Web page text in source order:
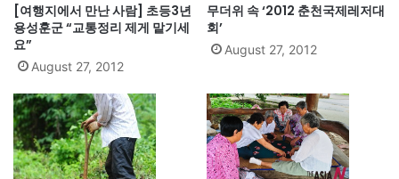
[여행지에서 만난 사람] 초등3년
용성훈군 “교통정리 제게 맡기세
요”
August 27, 2012
무더위 속 ‘2012 춘천국제레저대
회’
August 27, 2012